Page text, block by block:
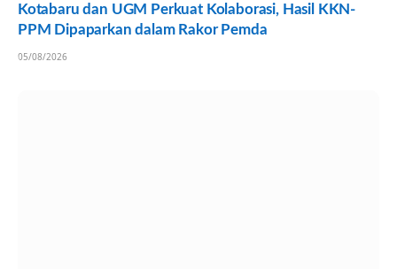
Kotabaru dan UGM Perkuat Kolaborasi, Hasil KKN-
PPM Dipaparkan dalam Rakor Pemda
05/08/2026